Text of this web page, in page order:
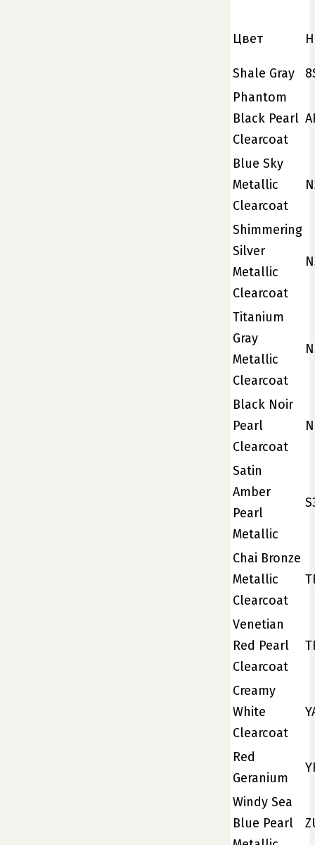
Цвет
Shale Gray
Phantom
Black Pearl
Clearcoat
Blue Sky
Metallic
Clearcoat
Shimmering
Silver
Metallic
Clearcoat
Titanium
Gray
Metallic
Clearcoat
Black Noir
Pearl
Clearcoat
Satin
Amber
Pearl
Metallic
Chai Bronze
Metallic
Clearcoat
Venetian
Red Pearl
Clearcoat
Creamy
White
Clearcoat
Red
Geranium
Windy Sea
Blue Pearl